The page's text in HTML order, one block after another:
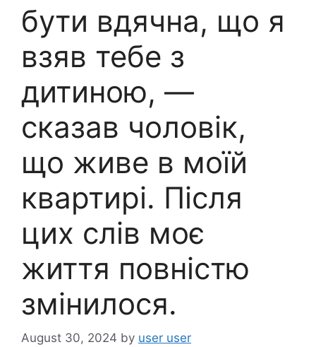
бути вдячна, що я
взяв тебе з
дитиною, —
сказав чоловік,
що живе в моїй
квартирі. Після
цих слів моє
життя повністю
змінилося.
August 30, 2024 by user user